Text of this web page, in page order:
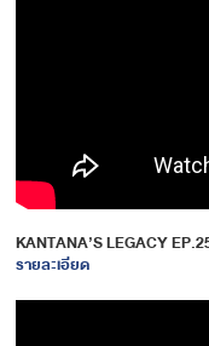
KANTANA’S LEGACY
รายละเอียด